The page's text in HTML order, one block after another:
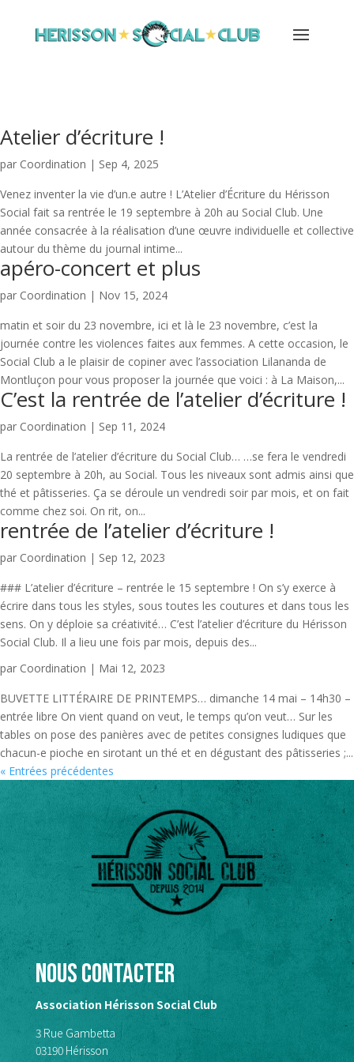
Atelier d’écriture !
par Coordination | Sep 4, 2025
Venez inventer la vie d’un.e autre ! L’Atelier d’Écriture du Hérisson
Social fait sa rentrée le 19 septembre à 20h au Social Club. Une
année consacrée à la réalisation d’une œuvre individuelle et collective
autour du thème du journal intime...
apéro-concert et plus
par Coordination | Nov 15, 2024
matin et soir du 23 novembre, ici et là le 23 novembre, c’est la
journée contre les violences faites aux femmes. A cette occasion, le
Social Club a le plaisir de copiner avec l’association Lilananda de
Montluçon pour vous proposer la journée que voici : à La Maison,...
C’est la rentrée de l’atelier d’écriture !
par Coordination | Sep 11, 2024
La rentrée de l’atelier d’écriture du Social Club… …se fera le vendredi
20 septembre à 20h, au Social. Tous les niveaux sont admis ainsi que
thé et pâtisseries. Ça se déroule un vendredi soir par mois, et on fait
comme chez soi. On rit, on...
rentrée de l’atelier d’écriture !
par Coordination | Sep 12, 2023
### L’atelier d’écriture – rentrée le 15 septembre ! On s’y exerce à
écrire dans tous les styles, sous toutes les coutures et dans tous les
sens. On y déploie sa créativité… C’est l’atelier d’écriture du Hérisson
Social Club. Il a lieu une fois par mois, depuis des...
par Coordination | Mai 12, 2023
BUVETTE LITTÉRAIRE DE PRINTEMPS… dimanche 14 mai – 14h30 –
entrée libre On vient quand on veut, le temps qu’on veut… Sur les
tables on pose des panières avec de petites consignes ludiques que
chacun-e pioche en sirotant un thé et en dégustant des pâtisseries ;...
« Entrées précédentes
Nous contacter
Association Hérisson Social Club
3 Rue Gambetta
03190 Hérisson